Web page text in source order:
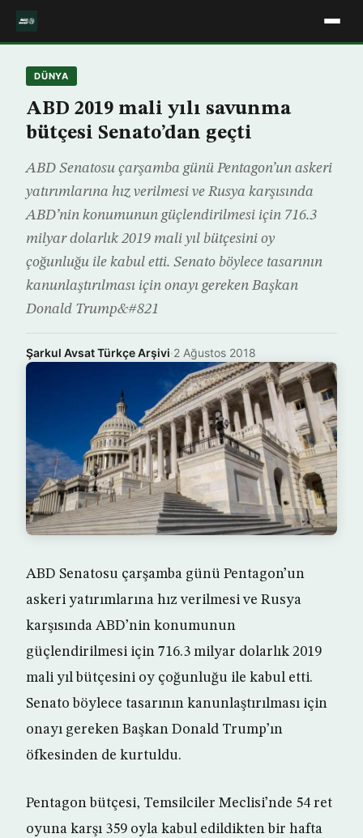
DÜNYA
ABD 2019 mali yılı savunma
bütçesi Senato’dan geçti
ABD Senatosu çarşamba günü Pentagon’un askeri
yatırımlarına hız verilmesi ve Rusya karşısında
ABD’nin konumunun güçlendirilmesi için 716.3
milyar dolarlık 2019 mali yıl bütçesini oy
çoğunluğu ile kabul etti. Senato böylece tasarının
kanunlaştırılması için onayı gereken Başkan
Donald Trump&#821
Şarkul Avsat Türkçe Arşivi·2 Ağustos 2018
ABD Senatosu çarşamba günü Pentagon’un
askeri yatırımlarına hız verilmesi ve Rusya
karşısında ABD’nin konumunun
güçlendirilmesi için 716.3 milyar dolarlık 2019
mali yıl bütçesini oy çoğunluğu ile kabul etti.
Senato böylece tasarının kanunlaştırılması için
onayı gereken Başkan Donald Trump’ın
öfkesinden de kurtuldu.
Pentagon bütçesi, Temsilciler Meclisi’nde 54 ret
oyuna karşı 359 oyla kabul edildikten bir hafta